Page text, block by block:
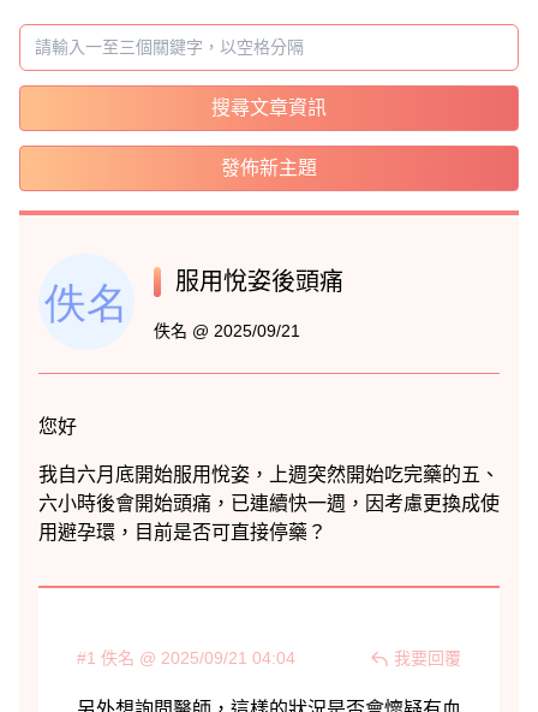
搜尋文章資訊
發佈新主題
服用悅姿後頭痛
佚名 @ 2025/09/21
#1 佚名 @ 2025/09/21 04:04 我要回覆